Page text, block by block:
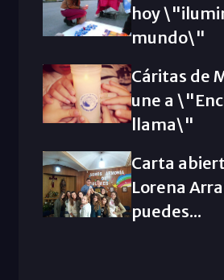
hoy
mundo\"
Cáritas de
une a
llama\"
Carta
Lorena
puedes...